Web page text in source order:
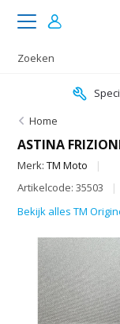
Home
ASTINA
Merk:TM Moto
Artikelcode: 35503
Bekijk alles TM